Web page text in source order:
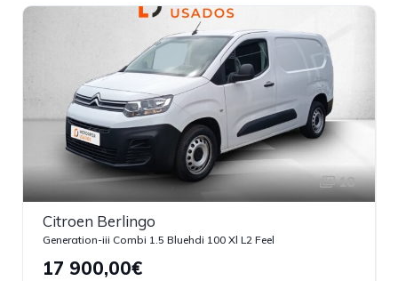
18
Citroen Berlingo
Generation-iii Combi 1.5 Bluehdi 100 Xl L2 Feel
17 900,00€